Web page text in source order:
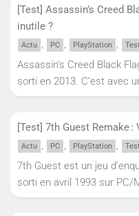
[Test] Assassin’s Creed
inutile ?
Actu , PC , PlayStation ,
Assassin’s Creed Black
sorti en 2013. C’est avec
[Test] 7th Guest Remake
Actu , PC , PlayStation ,
7th Guest est un jeu
sorti en avril 1993 sur PC/